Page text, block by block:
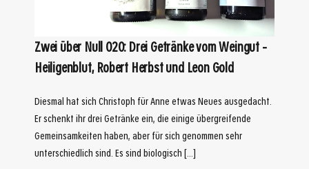
Zwei über Null 020: Drei Getränke vom Weingut –
Heiligenblut, Robert Herbst und Leon Gold
Diesmal hat sich Christoph für Anne etwas Neues ausgedacht.
Er schenkt ihr drei Getränke ein, die einige übergreifende
Gemeinsamkeiten haben, aber für sich genommen sehr
unterschiedlich sind. Es sind biologisch […]